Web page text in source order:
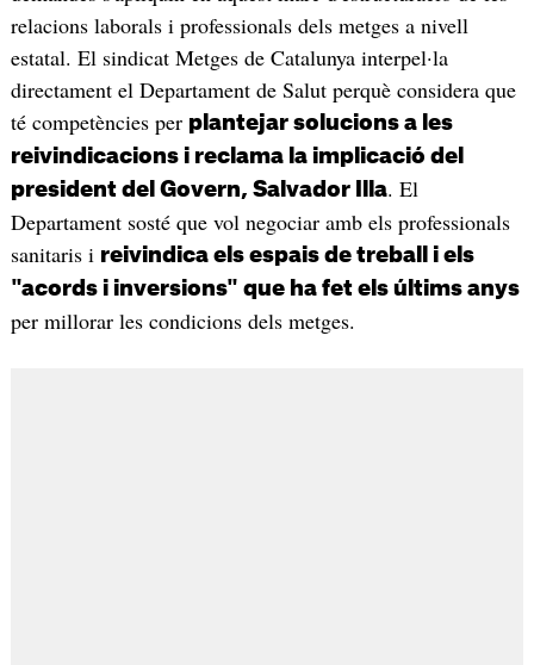
relacions laborals i professionals dels metges a nivell
estatal. El sindicat Metges de Catalunya interpel·la
directament el Departament de Salut perquè considera que
té competències per plantejar solucions a les
reivindicacions i reclama la implicació del
president del Govern, Salvador Illa. El
Departament sosté que vol negociar amb els professionals
sanitaris i reivindica els espais de treball i els
"acords i inversions" que ha fet els últims anys
per millorar les condicions dels metges.